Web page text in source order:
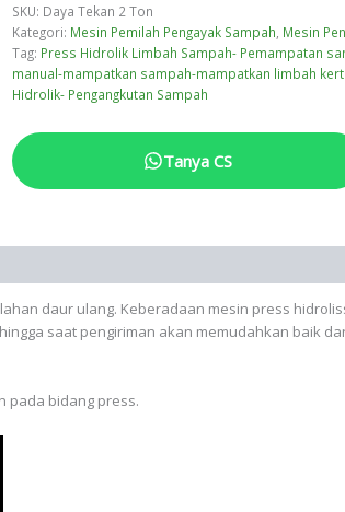
SKU: Daya Tekan 2 Ton
Kategori: Mesin Pemilah Pengayak Sampah Mesin
Tag: Press Hidrolik Limbah Sampah- Pemampatan
manual-mampatkan sampah-mampatkan limbah
Hidrolik- Pengangkutan Sampah
Tanya CS
daur ulang. Keberadaan mesin press
saat pengiriman akan memudahkan baik
pada bidang press.